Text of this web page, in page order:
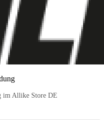
im Allike Store DE